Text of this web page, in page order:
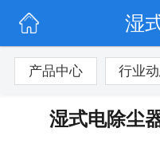
产品中心 行业
湿式电除尘